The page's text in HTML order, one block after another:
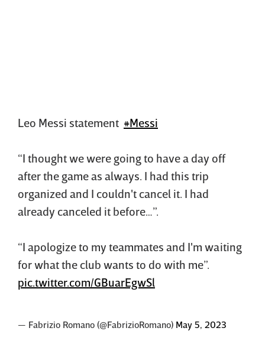
Leo Messi statement #Messi
“I thought we were going to have a day off
after the game as always. I had this trip
organized and I couldn't cancel it. I had
already canceled it before…”.
“I apologize to my teammates and I'm waiting
for what the club wants to do with me”.
pic.twitter.com/GBuarEgwSl
— Fabrizio Romano (@FabrizioRomano) May 5, 2023